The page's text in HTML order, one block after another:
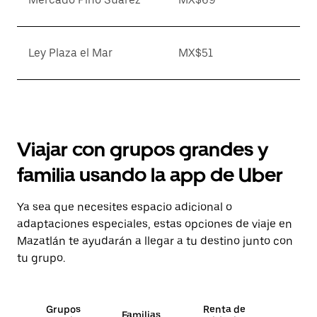
Ley Plaza el Mar MX$51
Viajar con grupos grandes y
familia usando la app de Uber
Ya sea que necesites espacio adicional o
adaptaciones especiales, estas opciones de viaje en
Mazatlán te ayudarán a llegar a tu destino junto con
tu grupo.
Grupos
Renta de